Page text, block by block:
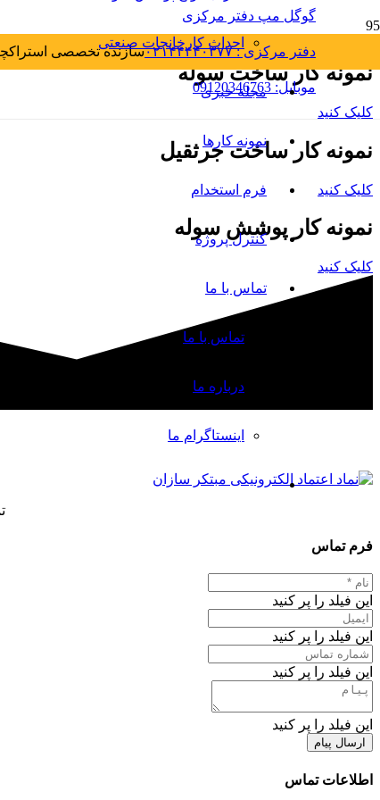
گوگل مپ دفتر مرکزی
دفتر مرکزی : ۰۲۱۴۴۴۴۰۳۷۷
موبایل: 09120346763
سازنده تخصصی
احداث کارخانجات صنعتی
مجله خبری
نمونه کارها
فرم استخدام
کنترل پروژه
تماس با ما
تماس با ما
درباره ما
اینستاگرام ما
نمونه کار ساخت سوله
کلیک کنید
نمونه کار ساخت جرثقیل
کلیک کنید
نمونه کار پوشش سوله
کلیک کنید
فرم تماس
این فیلد را پر کنید
این فیلد را پر کنید
این فیلد را پر کنید
این فیلد را پر کنید
ارسال پیام
اطلاعات تماس